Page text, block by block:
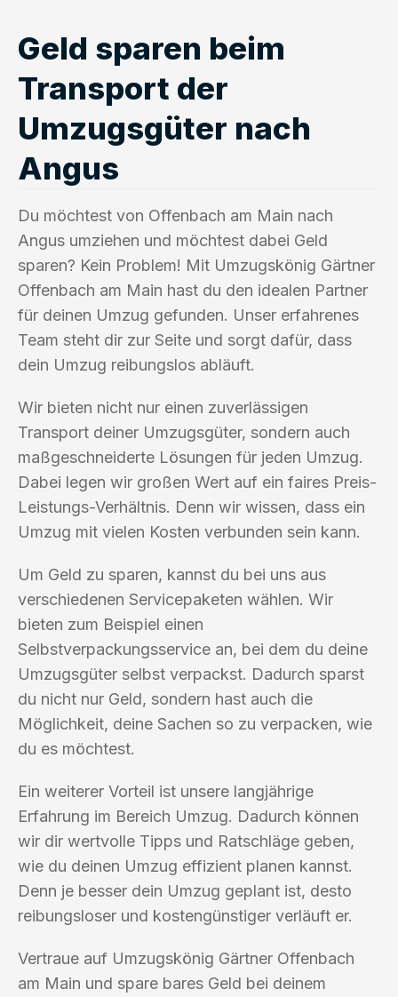
Geld sparen beim
Transport der
Umzugsgüter nach
Angus
Du möchtest von Offenbach am Main nach
Angus umziehen und möchtest dabei Geld
sparen? Kein Problem! Mit Umzugskönig Gärtner
Offenbach am Main hast du den idealen Partner
für deinen Umzug gefunden. Unser erfahrenes
Team steht dir zur Seite und sorgt dafür, dass
dein Umzug reibungslos abläuft.
Wir bieten nicht nur einen zuverlässigen
Transport deiner Umzugsgüter, sondern auch
maßgeschneiderte Lösungen für jeden Umzug.
Dabei legen wir großen Wert auf ein faires Preis-
Leistungs-Verhältnis. Denn wir wissen, dass ein
Umzug mit vielen Kosten verbunden sein kann.
Um Geld zu sparen, kannst du bei uns aus
verschiedenen Servicepaketen wählen. Wir
bieten zum Beispiel einen
Selbstverpackungsservice an, bei dem du deine
Umzugsgüter selbst verpackst. Dadurch sparst
du nicht nur Geld, sondern hast auch die
Möglichkeit, deine Sachen so zu verpacken, wie
du es möchtest.
Ein weiterer Vorteil ist unsere langjährige
Erfahrung im Bereich Umzug. Dadurch können
wir dir wertvolle Tipps und Ratschläge geben,
wie du deinen Umzug effizient planen kannst.
Denn je besser dein Umzug geplant ist, desto
reibungsloser und kostengünstiger verläuft er.
Vertraue auf Umzugskönig Gärtner Offenbach
am Main und spare bares Geld bei deinem